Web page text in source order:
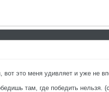
вот это меня удивляет и уже не
там, где победить нельзя.